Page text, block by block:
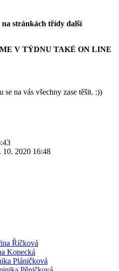
na stránkách třídy další
V TÝDNU TAKÉ ON LINE
na vás všechny zase těšit. :))
10. 2020 16:48
Říčková
Kopecká
Pláničková